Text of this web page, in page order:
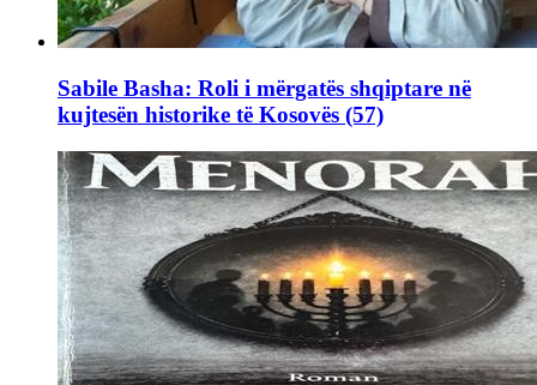
Sabile Basha: Roli i mërgatës shqiptare në
kujtesën historike të Kosovës (57)